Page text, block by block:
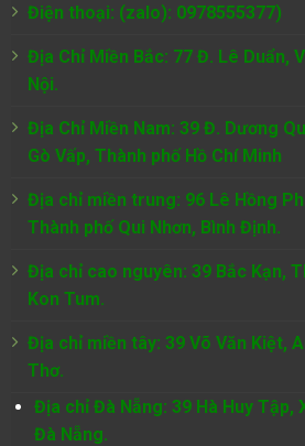
Điện thoại: (zalo): 0978555377)
Địa Chỉ Miền Bắc: 77 Đ. Lê Duẩn,
Nội.
Địa Chỉ Miền Nam: 39 Đ. Dương
Gò Vấp, Thành phố Hồ Chí Minh
Địa chỉ miền trung: 96 Lê Hồng
Thành phố Qui Nhơn, Bình Định.
Địa chỉ cao nguyên: 39 Bắc Kạn,
Kon Tum.
Địa chỉ miền tây: 39 Võ Văn Kiệt,
Thơ.
Địa chỉ Đà Nẵng: 39 Hà Huy Tập,
Đà Nẵng.